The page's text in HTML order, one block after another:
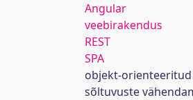
Angular
veebirakendus
REST
SPA
objekt-
sõltuvuste